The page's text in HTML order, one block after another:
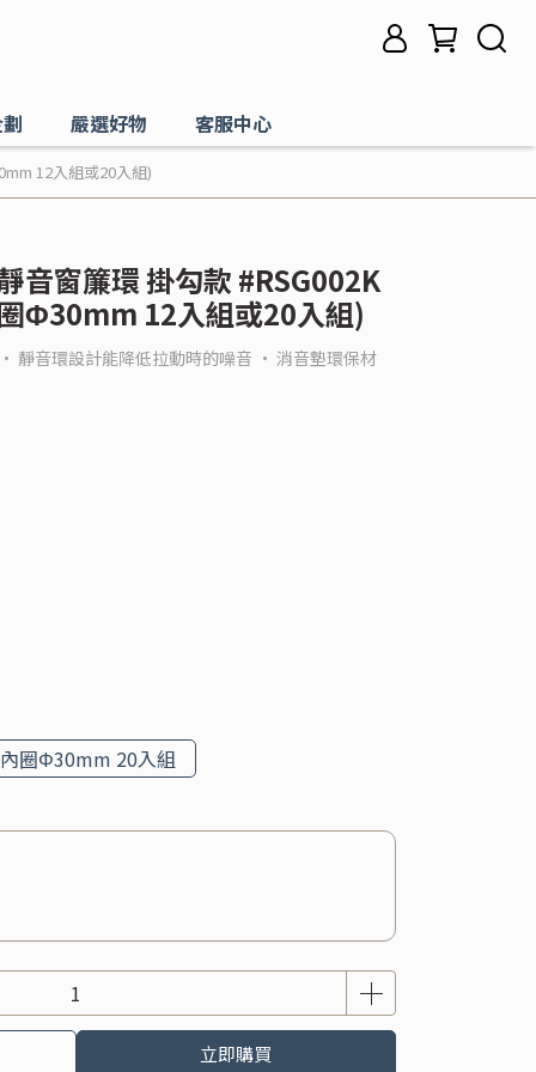
嚴選好物 客服中心
12入組或20入組)
音窗簾環 掛勾款 #RSG002K
Φ30mm 12入組或20入組)
靜音環設計能降低拉動時的噪音 • 消音墊環保材
內圈Φ30mm 20入組
立即購買